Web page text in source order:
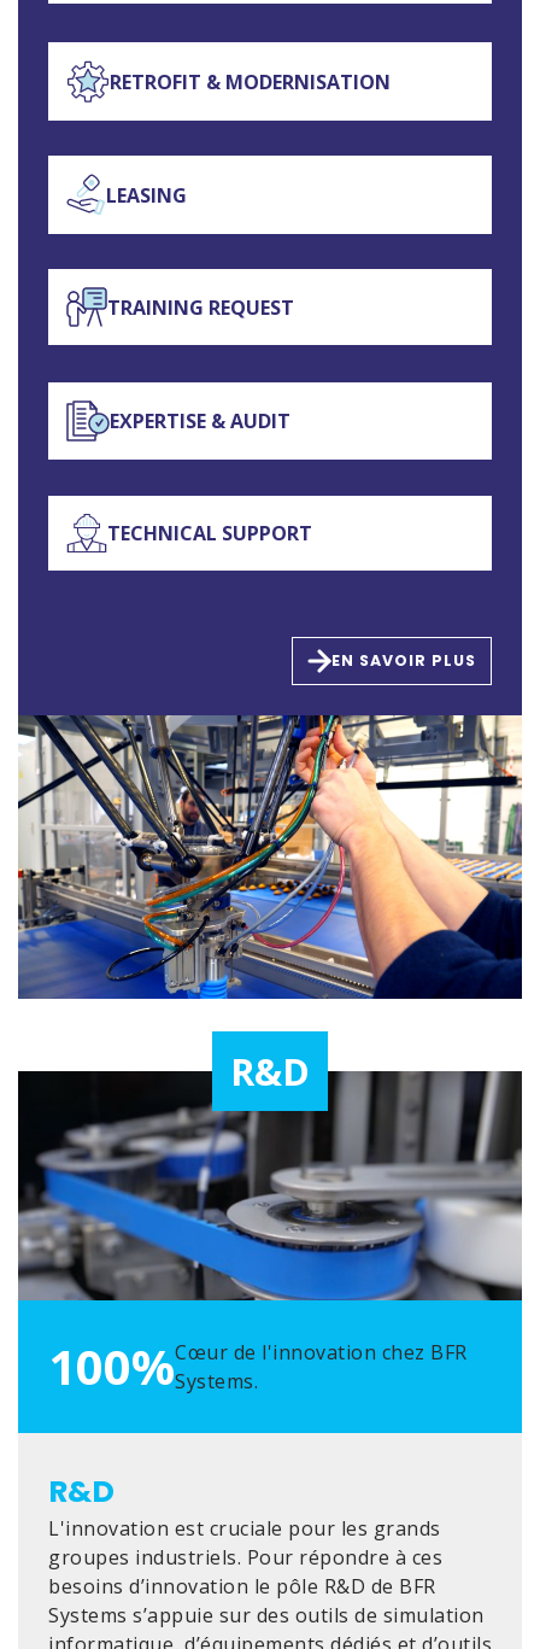
RETROFIT & MODERNISATION
LEASING
TRAINING REQUEST
EXPERTISE & AUDIT
TECHNICAL SUPPORT
EN SAVOIR PLUS
R&D
100%Cœur de l'innovation chez BFR
Systems.
R&D
L'innovation est cruciale pour les grands
groupes industriels. Pour répondre à ces
besoins d’innovation le pôle R&D de BFR
Systems s’appuie sur des outils de simulation